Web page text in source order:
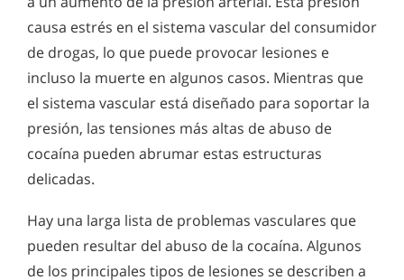
causa estrés en el sistema vascular del consumidor
de drogas, lo que puede provocar lesiones e
incluso la muerte en algunos casos. Mientras que
el sistema vascular está diseñado para soportar la
presión, las tensiones más altas de abuso de
cocaína pueden abrumar estas estructuras
delicadas.
Hay una larga lista de problemas vasculares que
pueden resultar del abuso de la cocaína. Algunos
de los principales tipos de lesiones se describen a